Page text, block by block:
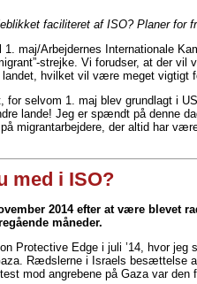
faciliteret af ISO? Planer for
1. maj/Arbejdernes Internationale
strejke. Vi forudser, at der
hvilket vil være meget vigtigt
for selvom 1. maj blev grundlagt i
lande! Jeg er spændt på denne
migrantarbejdere, der altid har
med i ISO?
2014 efter at være blevet
måneder.
Protective Edge i juli ’14, hvor jeg
Rædslerne i Israels besættelse
mod angrebene på Gaza var